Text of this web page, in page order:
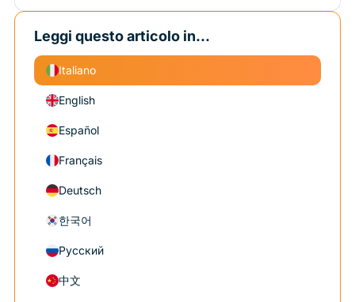
Leggi questo articolo in...
Italiano
English
Español
Français
Deutsch
한국어
Русский
中文